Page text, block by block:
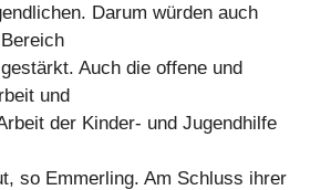
Darum würden auch
Auch die offene und
und
der Kinder- und Jugendhilfe
so Emmerling. Am Schluss ihrer